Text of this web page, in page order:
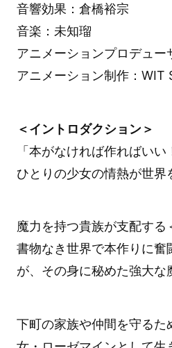
音響効果：倉橋裕宗
音楽：未知瑠
アニメーションプロデュー
アニメーション制作：WIT
＜イントロダクション＞
「本がなければ作ればいい
ひとりの少女の情熱が世
魔力を持つ貴族が支配する
書物なき世界で本作りに奮
が、その身に秘めた強大な
下町の家族や仲間を守るた